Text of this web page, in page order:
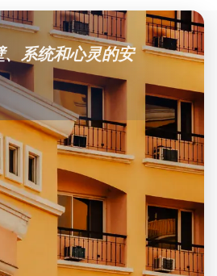
系统和心灵的安